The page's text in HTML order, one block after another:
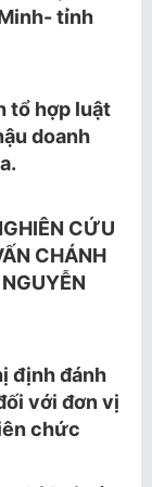
tỉnh
tổ hợp luật
doanh
CỨU
CHÁNH
định đánh
với đơn vị
chức